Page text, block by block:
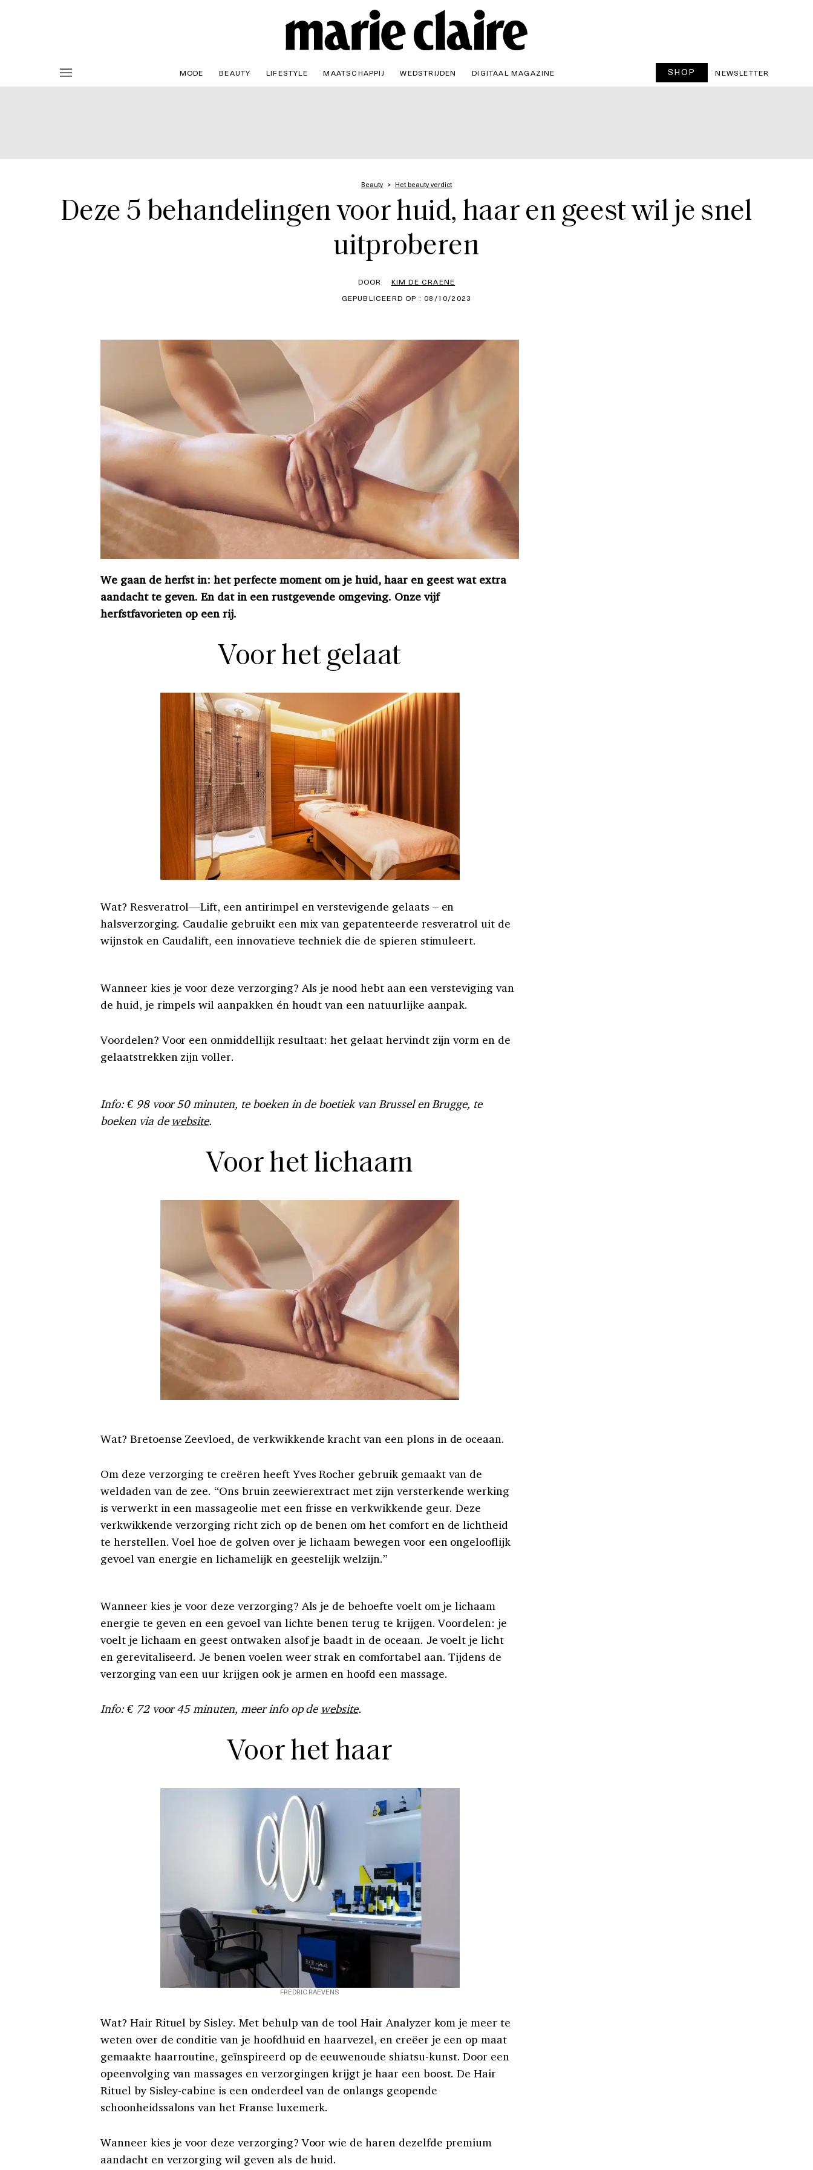
MODE BEAUTY LIFESTYLE MAATSCHAPPIJ WEDSTRIJDEN DIGITAAL MAGAZINE SHOP NEWSLETTER
Beauty Het beauty verdict
Deze 5 behandelingen voor huid, haar en geest wil je snel
uitproberen
DOOR
KIM DE CRAENE
GEPUBLICEERD OP : 08/10/2023
We gaan de herfst in: het perfecte moment om je huid, haar en geest wat extra
aandacht te geven. En dat in een rustgevende omgeving. Onze vijf
herfstfavorieten op een rij.
Voor het gelaat
Wat? Resveratrol—Lift, een antirimpel en verstevigende gelaats – en
halsverzorging. Caudalie gebruikt een mix van gepatenteerde resveratrol uit de
wijnstok en Caudalift, een innovatieve techniek die de spieren stimuleert.
Wanneer kies je voor deze verzorging? Als je nood hebt aan een versteviging van
de huid, je rimpels wil aanpakken én houdt van een natuurlijke aanpak.
Voordelen? Voor een onmiddellijk resultaat: het gelaat hervindt zijn vorm en de
gelaatstrekken zijn voller.
Info: € 98 voor 50 minuten, te boeken in de boetiek van Brussel en Brugge, te
boeken via de website.
Voor het lichaam
Wat? Bretoense Zeevloed, de verkwikkende kracht van een plons in de oceaan.
Om deze verzorging te creëren heeft Yves Rocher gebruik gemaakt van de
weldaden van de zee. “Ons bruin zeewierextract met zijn versterkende werking
is verwerkt in een massageolie met een frisse en verkwikkende geur. Deze
verkwikkende verzorging richt zich op de benen om het comfort en de lichtheid
te herstellen. Voel hoe de golven over je lichaam bewegen voor een ongelooflijk
gevoel van energie en lichamelijk en geestelijk welzijn.”
Wanneer kies je voor deze verzorging? Als je de behoefte voelt om je lichaam
energie te geven en een gevoel van lichte benen terug te krijgen. Voordelen: je
voelt je lichaam en geest ontwaken alsof je baadt in de oceaan. Je voelt je licht
en gerevitaliseerd. Je benen voelen weer strak en comfortabel aan. Tijdens de
verzorging van een uur krijgen ook je armen en hoofd een massage.
Info: € 72 voor 45 minuten, meer info op de website.
Voor het haar
FREDRIC RAEVENS
Wat? Hair Rituel by Sisley. Met behulp van de tool Hair Analyzer kom je meer te
weten over de conditie van je hoofdhuid en haarvezel, en creëer je een op maat
gemaakte haarroutine, geïnspireerd op de eeuwenoude shiatsu-kunst. Door een
opeenvolging van massages en verzorgingen krijgt je haar een boost. De Hair
Rituel by Sisley-cabine is een onderdeel van de onlangs geopende
schoonheidssalons van het Franse luxemerk.
Wanneer kies je voor deze verzorging? Voor wie de haren dezelfde premium
aandacht en verzorging wil geven als de huid.